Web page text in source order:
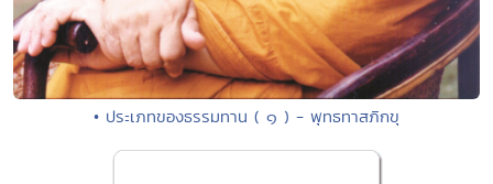
• ประเภทของธรรมทาน ( ๑ ) - พุทธทาสภิกขุ